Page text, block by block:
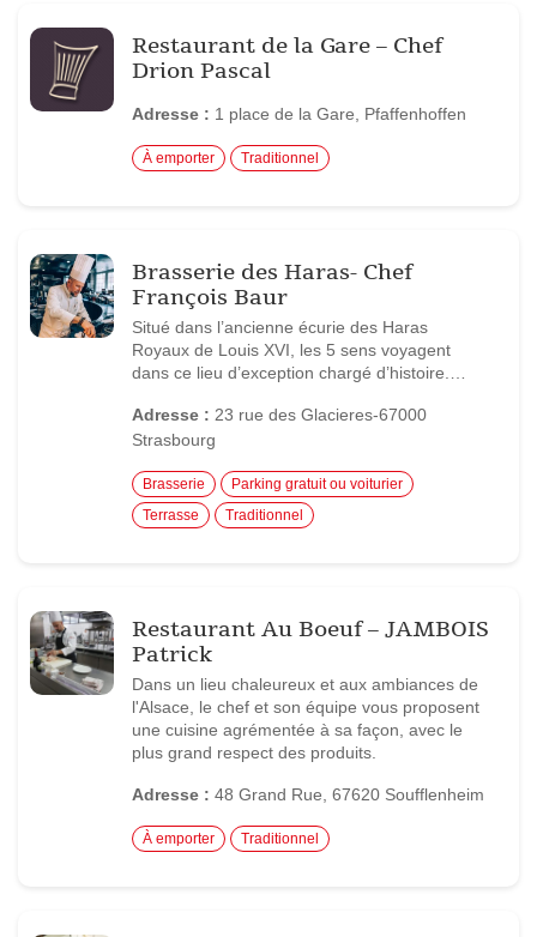
Restaurant de la Gare – Chef
Drion Pascal
Adresse : 1 place de la Gare, Pfaffenhoffen
À emporter Traditionnel
Brasserie des Haras- Chef
François Baur
Situé dans l’ancienne écurie des Haras
Royaux de Louis XVI, les 5 sens voyagent
dans ce lieu d’exception chargé d’histoire.…
Adresse : 23 rue des Glacieres-67000
Strasbourg
Brasserie
Parking gratuit ou voiturier
Terrasse
Traditionnel
Restaurant Au Boeuf – JAMBOIS
Patrick
Dans un lieu chaleureux et aux ambiances de
l'Alsace, le chef et son équipe vous proposent
une cuisine agrémentée à sa façon, avec le
plus grand respect des produits.
Adresse : 48 Grand Rue, 67620 Soufflenheim
À emporter Traditionnel